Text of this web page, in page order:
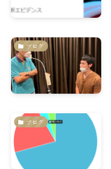
ブログ
ブログ